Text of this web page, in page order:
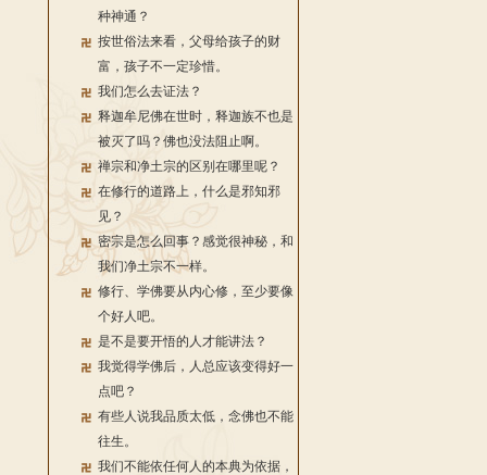
种神通？
按世俗法来看，父母给孩子的财
富，孩子不一定珍惜。
我们怎么去证法？
释迦牟尼佛在世时，释迦族不也是
被灭了吗？佛也没法阻止啊。
禅宗和净土宗的区别在哪里呢？
在修行的道路上，什么是邪知邪
见？
密宗是怎么回事？感觉很神秘，和
我们净土宗不一样。
修行、学佛要从内心修，至少要像
个好人吧。
是不是要开悟的人才能讲法？
我觉得学佛后，人总应该变得好一
点吧？
有些人说我品质太低，念佛也不能
往生。
我们不能依任何人的本典为依据，